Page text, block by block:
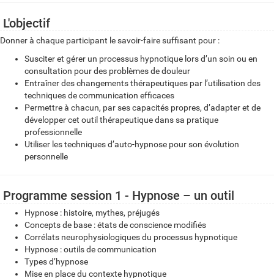
L'objectif
Donner à chaque participant le savoir-faire suffisant pour :
Susciter et gérer un processus hypnotique lors d’un soin ou en
consultation pour des problèmes de douleur
Entraîner des changements thérapeutiques par l’utilisation des
techniques de communication efficaces
Permettre à chacun, par ses capacités propres, d’adapter et de
développer cet outil thérapeutique dans sa pratique
professionnelle
Utiliser les techniques d’auto-hypnose pour son évolution
personnelle
Programme session 1 - Hypnose – un outil
Hypnose : histoire, mythes, préjugés
Concepts de base : états de conscience modifiés
Corrélats neurophysiologiques du processus hypnotique
Hypnose : outils de communication
Types d’hypnose
Mise en place du contexte hypnotique